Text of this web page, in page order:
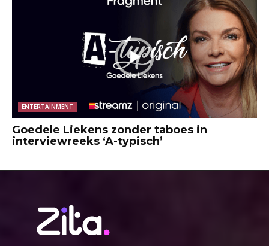
ENTERTAINMENT
Goedele Liekens zonder taboes in
interviewreeks ‘A-typisch’